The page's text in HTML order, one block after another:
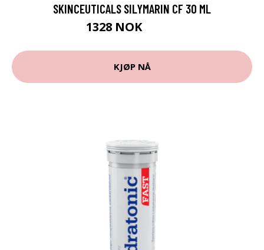
SKINCEUTICALS SILYMARIN CF 30 ML
1328 NOK
KJØP NÅ